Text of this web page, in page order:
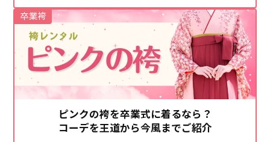
ピンクの袴を卒業式に着るなら？
コーデを王道から今風までご紹介
卒業袴